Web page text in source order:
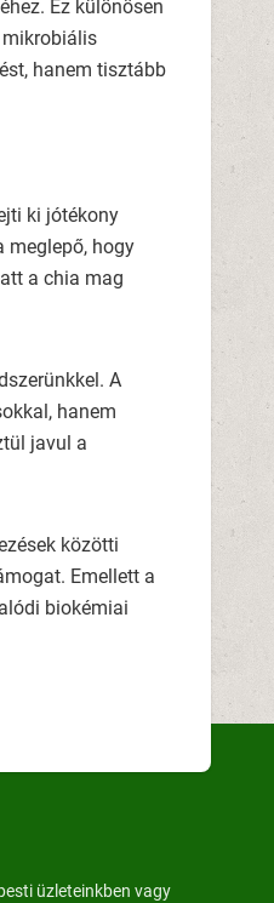
Ez különösen
mikrobiális
hanem tisztább
ki jótékony
meglepő, hogy
a chia mag
A
hanem
javul a
közötti
Emellett a
biokémiai
üzleteinkben vagy